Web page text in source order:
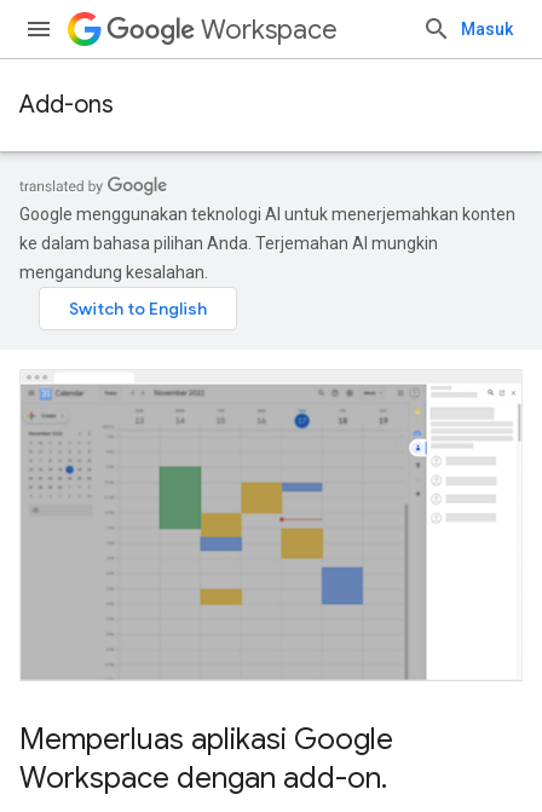
Workspace Masuk
Add-ons
Google menggunakan teknologi AI untuk menerjemahkan konten
ke dalam bahasa pilihan Anda. Terjemahan AI mungkin
mengandung kesalahan.
Memperluas aplikasi Google
Workspace dengan add-on.